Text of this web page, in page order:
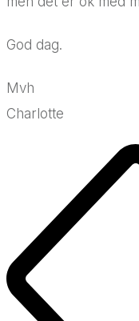
God dag.
Mvh
Charlotte